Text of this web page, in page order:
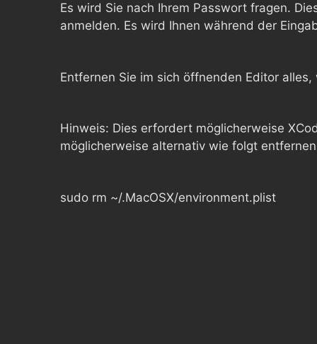
Es wird Sie nach Ihrem Passwort fragen.
anmelden. Es wird Ihnen während der
Entfernen Sie im sich öffnenden Editor alles,
Hinweis: Dies erfordert möglicherweise
möglicherweise alternativ wie folgt
sudo rm ~/.MacOSX/environment.plist